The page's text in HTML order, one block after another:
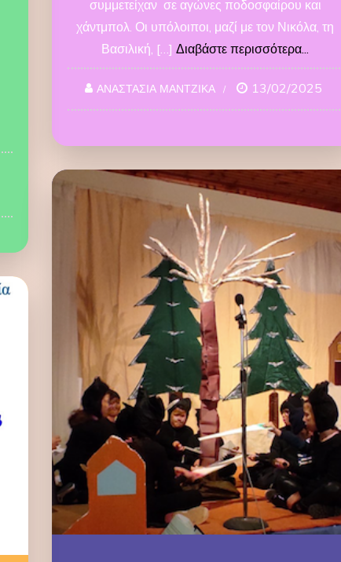
συμμετείχαν σε αγώνες ποδοσφαίρου και
χάντμπολ. Οι υπόλοιποι, μαζί με τον Νικόλα, τη
Βασιλική, […] Διαβάστε περισσότερα...
ΑΝΑΣΤΑΣΙΑ ΜΑΝΤΖΙΚΑ 13/02/2025